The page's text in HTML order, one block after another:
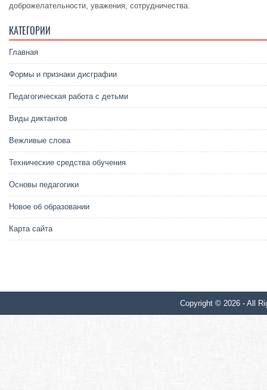
доброжелательности, уважения, сотрудничества.
КАТЕГОРИИ
Главная
Формы и признаки дисграфии
Педагогическая работа с детьми
Виды диктантов
Вежливые слова
Технические средства обучения
Основы педагогики
Новое об образовании
Карта сайта
Copyright © 2026 - All